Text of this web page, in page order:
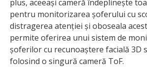
plus, aceeași cameră îndeplinește
pentru monitorizarea șoferului cu
distragerea atenției și oboseala
permite oferirea unui sistem de
șoferilor cu recunoaștere facială 3D
folosind o singură cameră ToF.